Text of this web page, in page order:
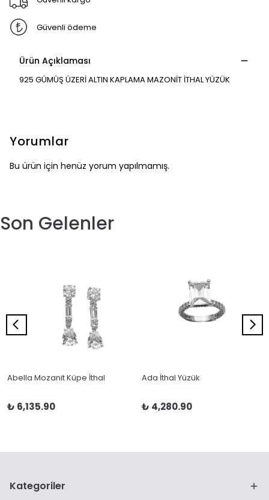
Güvenli ödeme
Ürün Açıklaması
925 GÜMÜŞ ÜZERİ ALTIN KAPLAMA MAZONİT İTHAL YÜZÜK
Yorumlar
Bu ürün için henüz yorum yapılmamış.
Son Gelenler
Abella Mozanit Küpe İthal
₺ 6,135.90
Ada İthal Yüzük
₺ 4,280.90
Kategoriler